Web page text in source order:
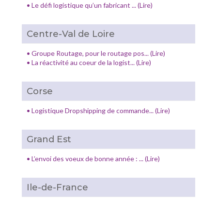
• Le défi logistique qu’un fabricant ... (Lire)
Centre-Val de Loire
• Groupe Routage, pour le routage pos... (Lire)
• La réactivité au coeur de la logist... (Lire)
Corse
• Logistique Dropshipping de commande... (Lire)
Grand Est
• L’envoi des voeux de bonne année : ... (Lire)
Ile-de-France